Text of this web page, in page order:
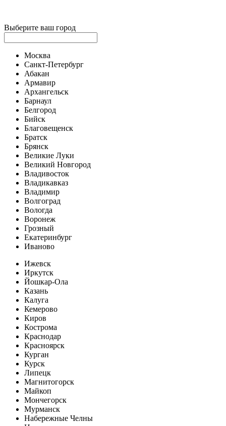
Выберите ваш город
Москва
Санкт-Петербург
Абакан
Армавир
Архангельск
Барнаул
Белгород
Бийск
Благовещенск
Братск
Брянск
Великие Луки
Великий Новгород
Владивосток
Владикавказ
Владимир
Волгоград
Вологда
Воронеж
Грозный
Екатеринбург
Иваново
Ижевск
Иркутск
Йошкар-Ола
Казань
Калуга
Кемерово
Киров
Кострома
Краснодар
Красноярск
Курган
Курск
Липецк
Магнитогорск
Майкоп
Мончегорск
Мурманск
Набережные Челны